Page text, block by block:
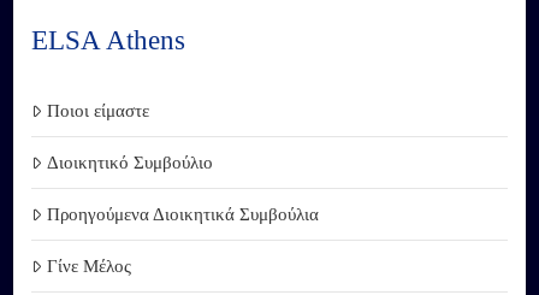
ELSA Athens
Ποιοι είμαστε
Διοικητικό Συμβούλιο
Προηγούμενα Διοικητικά Συμβούλια
Γίνε Μέλος